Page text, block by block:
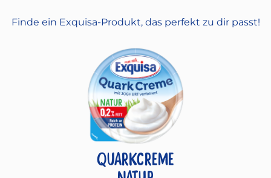
Finde ein Exquisa-Produkt, das perfekt zu dir passt!
QUARKCREME